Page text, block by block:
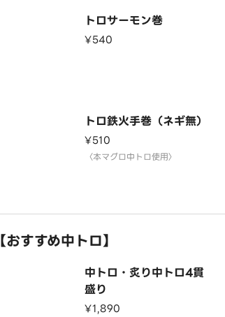
トロサーモン巻
¥540
トロ鉄火手巻（ネギ無）
¥510
〈本マグロ中トロ使用〉
【おすすめ中トロ】
中トロ・炙り中トロ4貫
盛り
¥1,890